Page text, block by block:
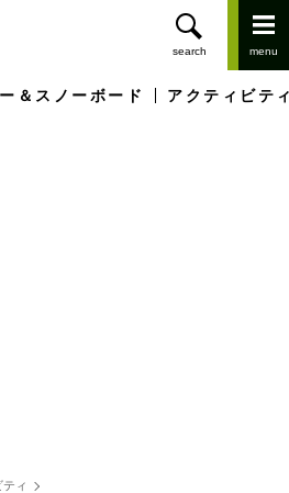
＆スノーボード アクティビテ
ィ